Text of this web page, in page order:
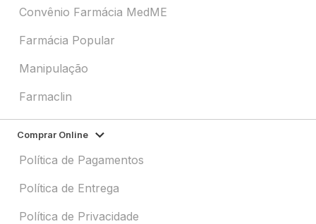
Convênio Farmácia MedME
Farmácia Popular
Manipulação
Farmaclin
Comprar Online
Política de Pagamentos
Política de Entrega
Política de Privacidade